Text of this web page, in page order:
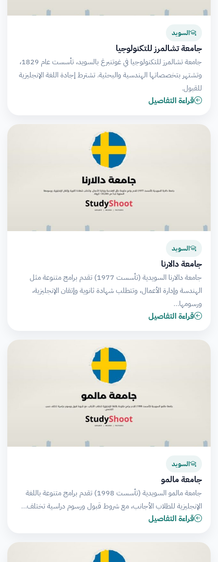
السويد
جامعة تشالمرز للتكنولوجيا
جامعة تشالمرز للتكنولوجيا في غوتنبرغ بالسويد، تأسست عام 1829،
وتشتهر بتخصصاتها الهندسية والبحثية. تشترط إجادة اللغة الإنجليزية
للقبول.
قراءة التفاصيل
السويد
جامعة دالارنا
جامعة دالارنا السويدية (تأسست 1977) تقدم برامج متنوعة مثل
الهندسة وإدارة الأعمال، وتتطلب شهادة ثانوية وإتقان الإنجليزية،
ورسومها…
قراءة التفاصيل
السويد
جامعة مالمو
جامعة مالمو السويدية (تأسست 1998) تقدم برامج متنوعة باللغة
الإنجليزية للطلاب الأجانب، مع شروط قبول ورسوم دراسية تختلف…
قراءة التفاصيل